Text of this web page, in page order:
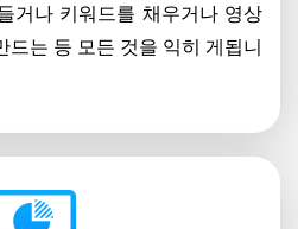
거나 키워드를 채우거나 영상
드는 등 모든 것을 익히 게됩니